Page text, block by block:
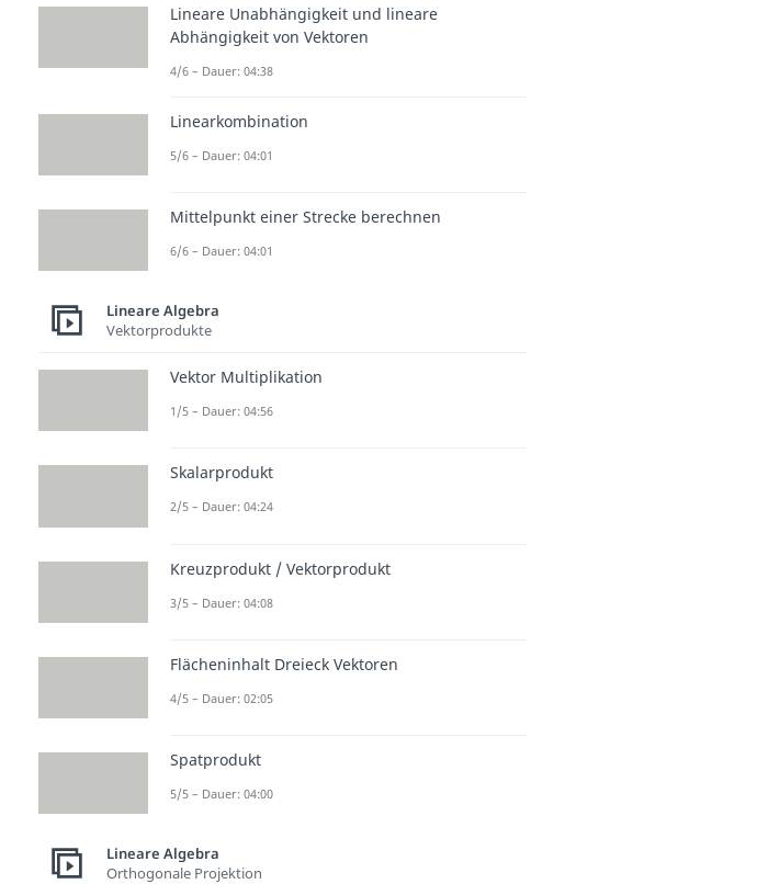
Lineare Unabhängigkeit und lineare
Abhängigkeit von Vektoren
4/6 – Dauer: 04:38
Linearkombination
5/6 – Dauer: 04:01
Mittelpunkt einer Strecke berechnen
6/6 – Dauer: 04:01
Lineare Algebra
Vektorprodukte
Vektor Multiplikation
1/5 – Dauer: 04:56
Skalarprodukt
2/5 – Dauer: 04:24
Kreuzprodukt / Vektorprodukt
3/5 – Dauer: 04:08
Flächeninhalt Dreieck Vektoren
4/5 – Dauer: 02:05
Spatprodukt
5/5 – Dauer: 04:00
Lineare Algebra
Orthogonale Projektion